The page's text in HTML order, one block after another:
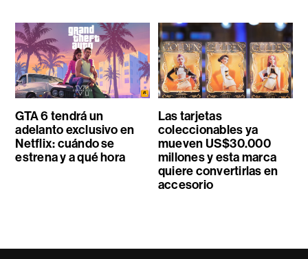
GTA 6 tendrá un
adelanto exclusivo en
Netflix: cuándo se
estrena y a qué hora
Las tarjetas
coleccionables ya
mueven US$30.000
millones y esta marca
quiere convertirlas en
accesorio